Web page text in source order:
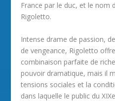
France par le duc, et le nom
Rigoletto.
Intense drame de passion,
de vengeance, Rigoletto
combinaison parfaite de
pouvoir dramatique, mais il
tensions sociales et la
dans laquelle le public du